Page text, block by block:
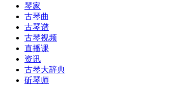
琴家
古琴曲
古琴谱
古琴视频
直播课
资讯
古琴大辞典
斫琴师